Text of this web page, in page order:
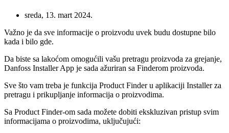
sreda, 13. mart 2024.
Važno je da sve informacije o proizvodu uvek budu dostupne bilo
kada i bilo gde.
Da biste sa lakoćom omogućili vašu pretragu proizvoda za grejanje,
Danfoss Installer App je sada ažuriran sa Finderom proizvoda.
Sve što vam treba je funkcija Product Finder u aplikaciji Installer za
pretragu i prikupljanje informacija o proizvodima.
Sa Product Finder-om sada možete dobiti ekskluzivan pristup svim
informacijama o proizvodima, uključujući: